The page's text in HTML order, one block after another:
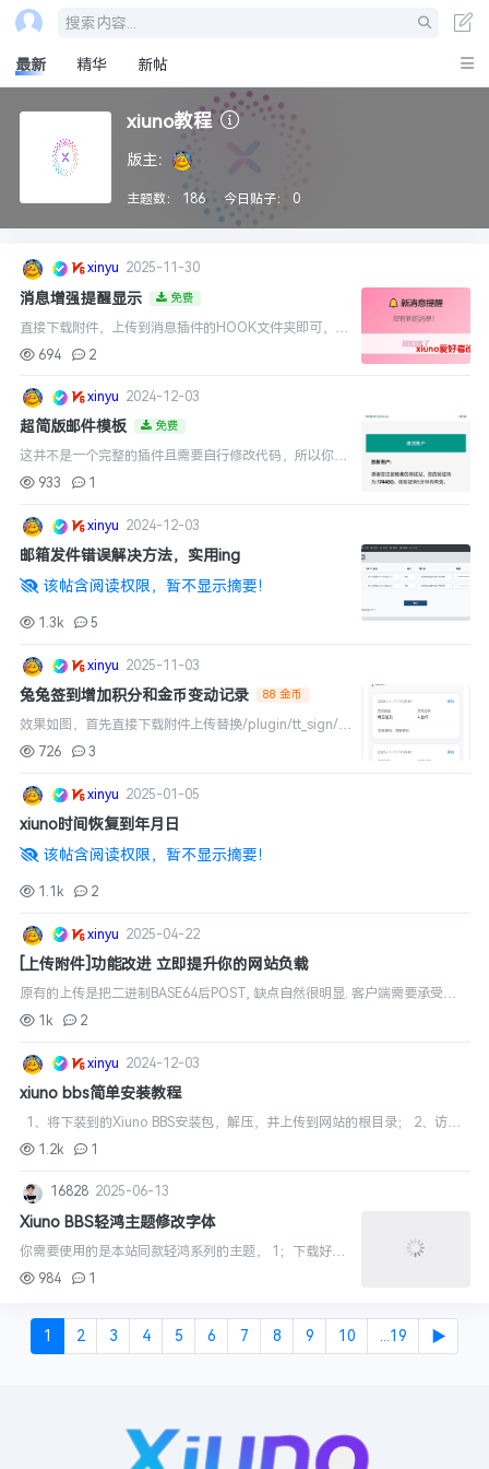
搜索内容...
最新 精华 新帖
xiuno教程
版主：
主题数： 186 今日贴子： 0
xinyu 2025-11-30
消息增强提醒显示 免费
直接下载附件，上传到消息插件的HOOK文件夹即可，清
除缓存，就可以完美实现啦。...
694 2
xinyu 2024-12-03
超简版邮件模板 免费
这并不是一个完整的插件且需要自行修改代码，所以你需
要有一定的h5与php基础 你需要按照以下步骤进行操作
丢进任何插件的h...
933 1
xinyu 2024-12-03
邮箱发件错误解决方法，实用ing
该帖含阅读权限，暂不显示摘要！
1.3k 5
xinyu 2025-11-03
兔兔签到增加积分和金币变动记录 88 金币
效果如图，首先直接下载附件上传替换/plugin/tt_sign/h
ook/即可，另外修改兔兔积分中的/plugin/tt_credits/mo
726 3
xinyu 2025-01-05
xiuno时间恢复到年月日
该帖含阅读权限，暂不显示摘要！
1.1k 2
xinyu 2025-04-22
[上传附件]功能改进 立即提升你的网站负载
原有的上传是把二进制BASE64后POST, 缺点自然很明显. 客户端需要承受巨
大数据转化问题(2M以上文件), 服务端也是不好受,也要承担额外解码压力!
1k 2
xinyu 2024-12-03
xiuno bbs简单安装教程
1、将下装到的Xiuno BBS安装包，解压，并上传到网站的根目录； 2、访问
你的网站的域名如：http://你网站域名/install/； 3、选择你所使用的语言，
1.2k 1
16828 2025-06-13
Xiuno BBS轻鸿主题修改字体
你需要使用的是本站同款轻鸿系列的主题， 1；下载好你
喜欢字体，保存并上传至 plugin/zaesky_theme_light/vie
984 1
1 2 3 4 5 6 7 8 9 10 ...19 ▶